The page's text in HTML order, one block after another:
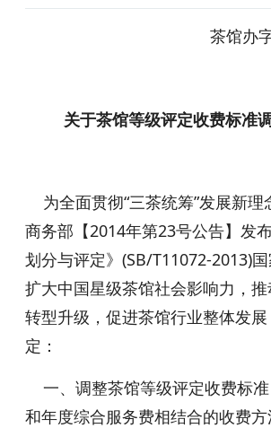
茶馆办
关于茶馆等级评定收费标准
为全面贯彻“三茶统筹”发展新理
商务部【2014年第23号公告】发
划分与评定》(SB/T11072-2013)国
扩大中国星级茶馆社会影响力，
转型升级，促进茶馆行业整体发
定：
一、调整茶馆等级评定收费标
和年度综合服务费相结合的收费